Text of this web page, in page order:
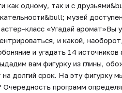
как одному, так и с
музей
класс «Угадай аромат»Вы
и какой,
и угадать 14
вам фигурку из глины,
долгий срок. На эту фигурку
программ